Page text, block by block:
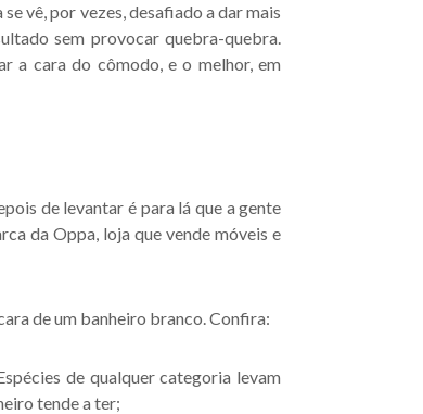
vê, por vezes, desafiado a dar mais
sem provocar quebra-quebra.
a cara do cômodo, e o melhor, em
de levantar é para lá que a gente
da Oppa, loja que vende móveis e
de um banheiro branco. Confira:
de qualquer categoria levam
tende a ter;